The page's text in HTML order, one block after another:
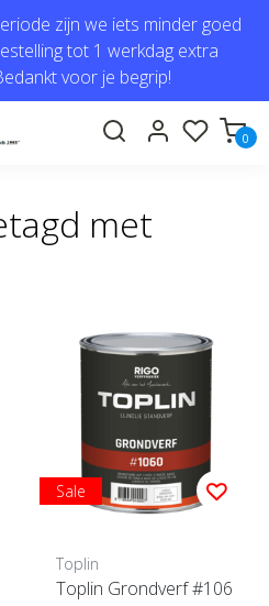
zijn we iets minder goed
tot 1 werkdag extra
voor je begrip!
0
met
Sale
Toplin
Toplin Grondverf #106